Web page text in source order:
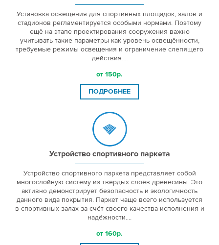
Установка освещения для спортивных площадок, залов и
стадионов регламентируется особыми нормами. Поэтому
ещё на этапе проектирования сооружения важно
учитывать такие параметры как уровень освещённости,
требуемые режимы освещения и ограничение слепящего
действия....
от 150р.
ПОДРОБНЕЕ
Устройство спортивного паркета
Устройство спортивного паркета представляет собой
многослойную систему из твёрдых слоёв древесины. Это
активно демонстрирует безопасность и экологичность
данного вида покрытия. Паркет чаще всего используется
в спортивных залах за счёт своего качества исполнения и
надёжности....
от 160р.